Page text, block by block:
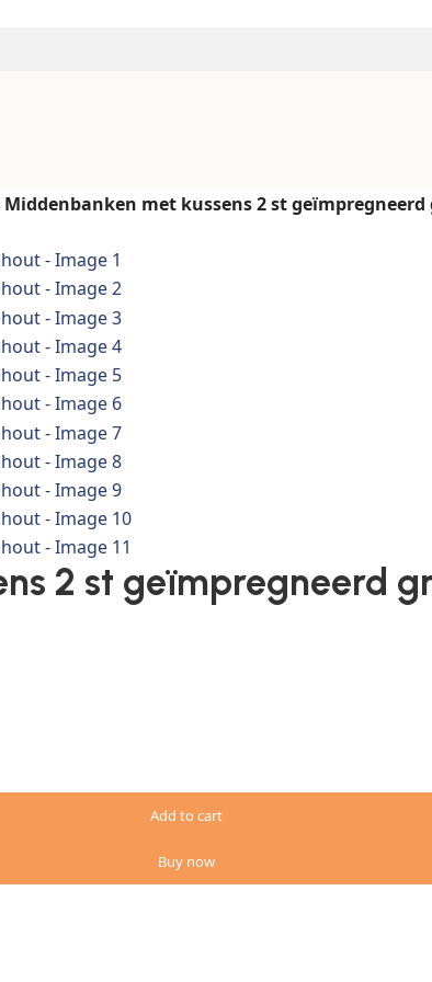
Middenbanken met kussens 2 st
2 st geïmpregneerd
Add to cart
Buy now